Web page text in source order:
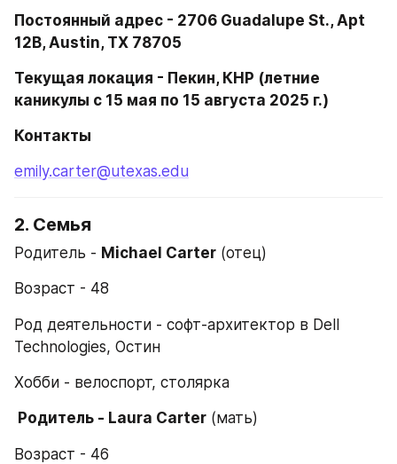
Постоянный адрес - 2706 Guadalupe St., Apt
12B, Austin, TX 78705
Текущая локация - Пекин, КНР (летние
каникулы c 15 мая по 15 августа 2025 г.)
Контакты
emily.carter@utexas.edu
2. Семья
Родитель - Michael Carter (отец)
Возраст - 48
Род деятельности - софт-архитектор в Dell
Technologies, Остин
Хобби - велоспорт, столярка
Родитель - Laura Carter (мать)
Возраст - 46